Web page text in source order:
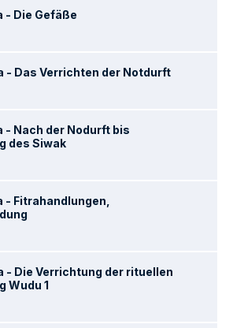
- Die Gefäße
- Das Verrichten der Notdurft
- Nach der Nodurft bis
des Siwak
- Fitrahandlungen,
- Die Verrichtung der rituellen
Wudu 1